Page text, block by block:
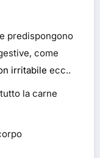
predispongono
come
irritabile ecc..
la carne